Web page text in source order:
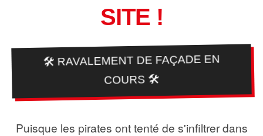
SITE !
🛠️ RAVALEMENT DE FAÇADE EN
COURS 🛠️
Puisque les pirates ont tenté de s'infiltrer dans